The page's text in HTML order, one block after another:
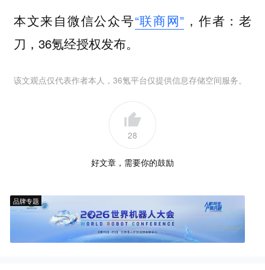
本文来自微信公众号“联商网” ，作者：老
刀，36氪经授权发布。
该文观点仅代表作者本人，36氪平台仅提供信息存储空间服务。
28
好文章，需要你的鼓励
品牌专题